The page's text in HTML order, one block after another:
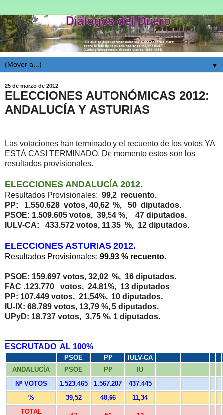
▼
25 de marzo de 2012
ELECCIONES AUTONÓMICAS 2012:
ANDALUCÍA Y ASTURIAS
Las votaciones han terminado y el recuento de los votos YA
ESTÁ CASI TERMINADO. De momento estos son los
resultados provisionales.
ELECCIONES ANDALUCÍA 2012.
Resultados Provisionales: 99,2 recuento.
PP: 1.550.628 votos, 40,62 %, 50 diputados.
PSOE: 1.509.605 votos, 39,54 %, 47 diputados.
IULV-CA: 433.572 votos, 11,35 %, 12 diputados.
ELECCIONES ASTURIAS 2012.
Resultados Provisionales: 99,93 % recuento.
PSOE: 159.697 votos, 32,02 %, 16 diputados.
FAC .123.770 votos, 24,81%, 13 diputados
PP: 107.449 votos, 21,54%, 10 diputados.
IU-IX: 68.789 votos, 13,79 %, 5 diputados.
UPyD: 18.737 votos, 3,75 %, 1 diputados.
ESCRUTADO AL 100%
PSOE PP
IULV-CA
ANDALUCÍA
PSOE PP
IU
Nº VOTOS
1.523.465 1.567.207
437.445
%
39,52 40,66
11,34
TOTAL